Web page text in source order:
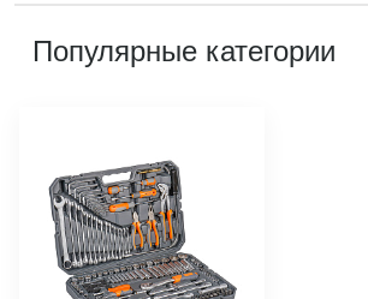
Популярные категории